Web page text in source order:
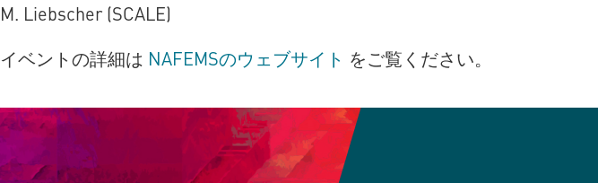
M. Liebscher (SCALE)
イベントの詳細は NAFEMSのウェブサイト をご覧ください。